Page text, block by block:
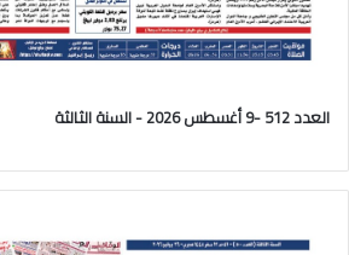
العدد 512 -9 أغسطس 2026 - السنة الثالثة